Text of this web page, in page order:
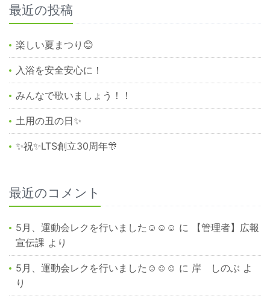
最近の投稿
楽しい夏まつり😊
入浴を安全安心に！
みんなで歌いましょう！！
土用の丑の日✨
✨祝✨LTS創立30周年🎊
最近のコメント
5月、運動会レクを行いました☺☺☺ に
【管理者】広報
宣伝課 より
5月、運動会レクを行いました☺☺☺ に 岸 しのぶ よ
り